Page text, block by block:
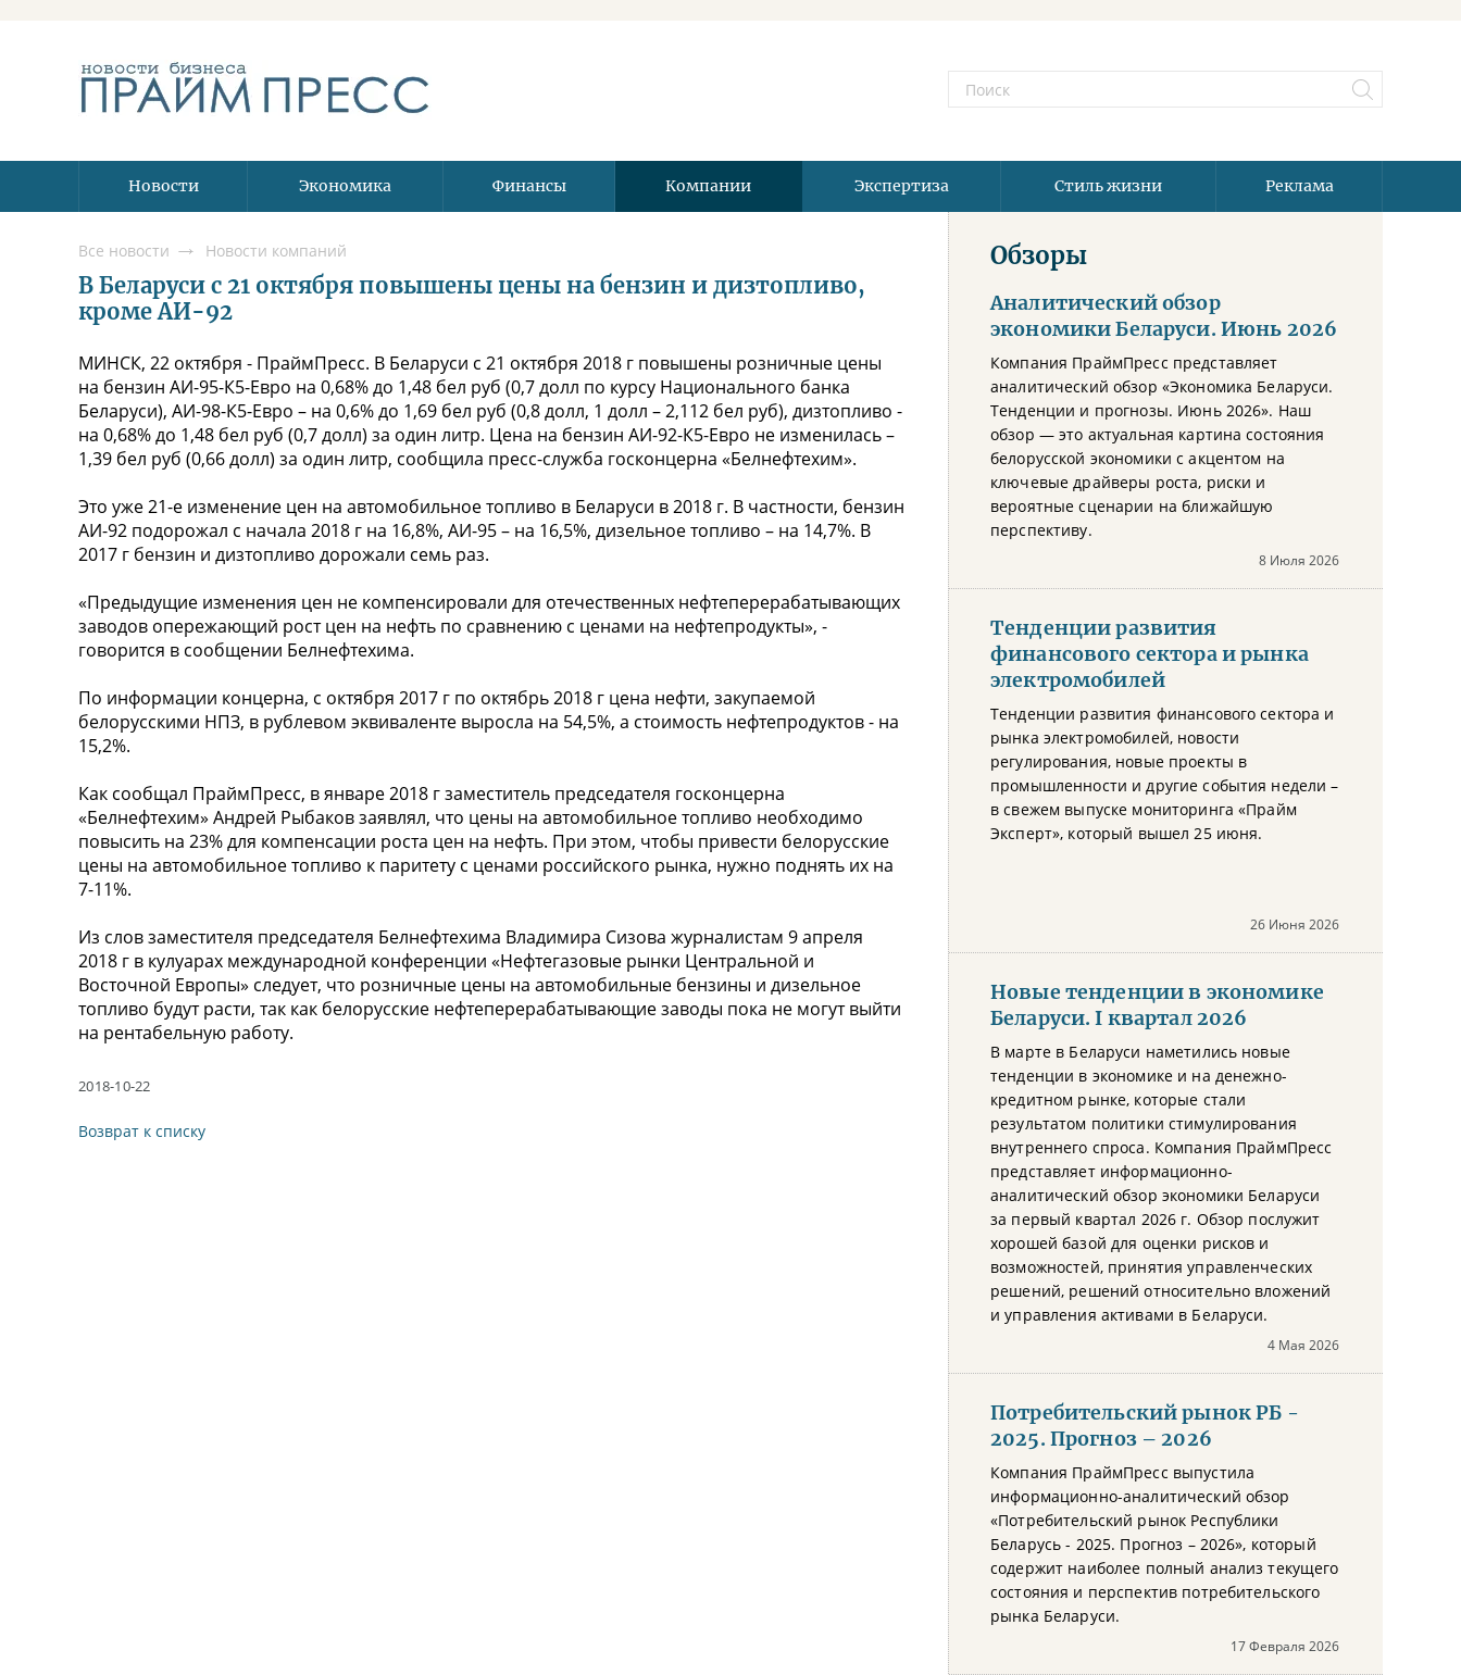
Новости Экономика Финансы Компании Экспертиза Стиль жизни Реклама
Все новости Новости компаний
В Беларуси с 21 октября повышены цены на бензин и дизтопливо,
кроме АИ-92
МИНСК, 22 октября - ПраймПресс. В Беларуси с 21 октября 2018 г повышены розничные цены
на бензин АИ-95-К5-Евро на 0,68% до 1,48 бел руб (0,7 долл по курсу Национального банка
Беларуси), АИ-98-К5-Евро – на 0,6% до 1,69 бел руб (0,8 долл, 1 долл – 2,112 бел руб), дизтопливо -
на 0,68% до 1,48 бел руб (0,7 долл) за один литр. Цена на бензин АИ-92-К5-Евро не изменилась –
1,39 бел руб (0,66 долл) за один литр, сообщила пресс-служба госконцерна «Белнефтехим».
Это уже 21-е изменение цен на автомобильное топливо в Беларуси в 2018 г. В частности, бензин
АИ-92 подорожал с начала 2018 г на 16,8%, АИ-95 – на 16,5%, дизельное топливо – на 14,7%. В
2017 г бензин и дизтопливо дорожали семь раз.
«Предыдущие изменения цен не компенсировали для отечественных нефтеперерабатывающих
заводов опережающий рост цен на нефть по сравнению с ценами на нефтепродукты», -
говорится в сообщении Белнефтехима.
По информации концерна, с октября 2017 г по октябрь 2018 г цена нефти, закупаемой
белорусскими НПЗ, в рублевом эквиваленте выросла на 54,5%, а стоимость нефтепродуктов - на
15,2%.
Как сообщал ПраймПресс, в январе 2018 г заместитель председателя госконцерна
«Белнефтехим» Андрей Рыбаков заявлял, что цены на автомобильное топливо необходимо
повысить на 23% для компенсации роста цен на нефть. При этом, чтобы привести белорусские
цены на автомобильное топливо к паритету с ценами российского рынка, нужно поднять их на
7-11%.
Из слов заместителя председателя Белнефтехима Владимира Сизова журналистам 9 апреля
2018 г в кулуарах международной конференции «Нефтегазовые рынки Центральной и
Восточной Европы» следует, что розничные цены на автомобильные бензины и дизельное
топливо будут расти, так как белорусские нефтеперерабатывающие заводы пока не могут выйти
на рентабельную работу.
2018-10-22
Возврат к списку
Обзоры
Аналитический обзор
экономики Беларуси. Июнь 2026
Компания ПраймПресс представляет
аналитический обзор «Экономика Беларуси.
Тенденции и прогнозы. Июнь 2026». Наш
обзор — это актуальная картина состояния
белорусской экономики с акцентом на
ключевые драйверы роста, риски и
вероятные сценарии на ближайшую
перспективу.
8 Июля 2026
Тенденции развития
финансового сектора и рынка
электромобилей
Тенденции развития финансового сектора и
рынка электромобилей, новости
регулирования, новые проекты в
промышленности и другие события недели –
в свежем выпуске мониторинга «Прайм
Эксперт», который вышел 25 июня.
26 Июня 2026
Новые тенденции в экономике
Беларуси. I квартал 2026
В марте в Беларуси наметились новые
тенденции в экономике и на денежно-
кредитном рынке, которые стали
результатом политики стимулирования
внутреннего спроса. Компания ПраймПресс
представляет информационно-
аналитический обзор экономики Беларуси
за первый квартал 2026 г. Обзор послужит
хорошей базой для оценки рисков и
возможностей, принятия управленческих
решений, решений относительно вложений
и управления активами в Беларуси.
4 Мая 2026
Потребительский рынок РБ -
2025. Прогноз – 2026
Компания ПраймПресс выпустила
информационно-аналитический обзор
«Потребительский рынок Республики
Беларусь - 2025. Прогноз – 2026», который
содержит наиболее полный анализ текущего
состояния и перспектив потребительского
рынка Беларуси.
17 Февраля 2026